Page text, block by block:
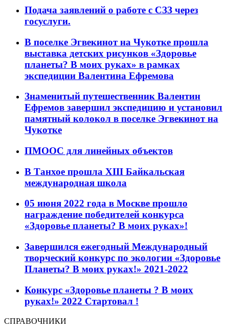
Подача заявлений о работе с СЗЗ через
госуслуги.
В поселке Эгвекинот на Чукотке прошла
выставка детских рисунков «Здоровье
планеты? В моих руках» в рамках
экспедиции Валентина Ефремова
Знаменитый путешественник Валентин
Ефремов завершил экспедицию и установил
памятный колокол в поселке Эгвекинот на
Чукотке
ПМООС для линейных объектов
В Танхое прошла XIII Байкальская
международная школа
05 июня 2022 года в Москве прошло
награждение победителей конкурса
«Здоровье планеты? В моих руках»!
Завершился ежегодный Международный
творческий конкурс по экологии «Здоровье
Планеты? В моих руках!» 2021-2022
Конкурс «Здоровье планеты ? В моих
руках!» 2022 Стартовал !
СПРАВОЧНИКИ